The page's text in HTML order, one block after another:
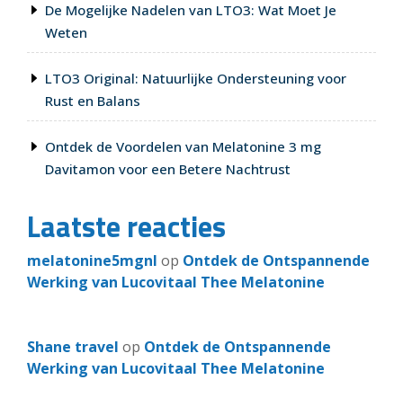
De Mogelijke Nadelen van LTO3: Wat Moet Je
Weten
LTO3 Original: Natuurlijke Ondersteuning voor
Rust en Balans
Ontdek de Voordelen van Melatonine 3 mg
Davitamon voor een Betere Nachtrust
Laatste reacties
melatonine5mgnl op Ontdek de Ontspannende
Werking van Lucovitaal Thee Melatonine
Shane travel op Ontdek de Ontspannende
Werking van Lucovitaal Thee Melatonine